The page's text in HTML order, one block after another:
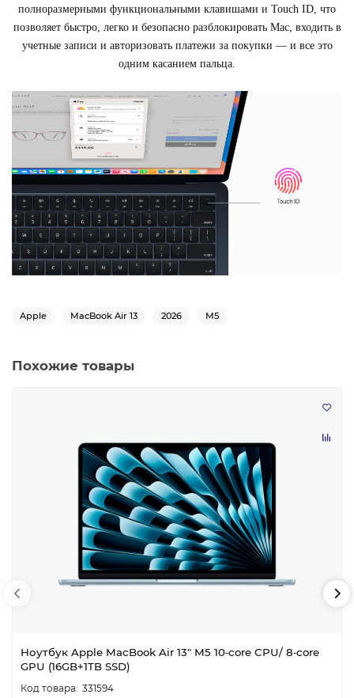
полноразмерными функциональными клавишами и Touch ID, что
позволяет быстро, легко и безопасно разблокировать Mac, входить в
учетные записи и авторизовать платежи за покупки — и все это
одним касанием пальца.
Apple MacBook Air 13 2026 M5
Похожие товары
Ноутбук Apple MacBook Air 13" M5 10‑core CPU/ 8‑core
GPU (16GB+1TB SSD)
331594